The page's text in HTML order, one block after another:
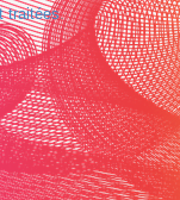
traitées.